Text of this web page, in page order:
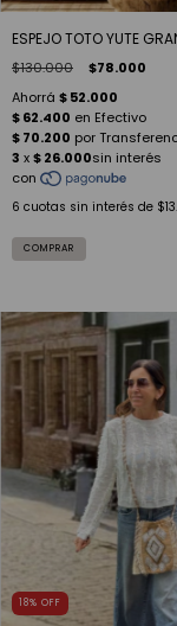
ESPEJO TOTO YUTE
$130.000 $78.000
6 cuotas sin interés de
18% OFF